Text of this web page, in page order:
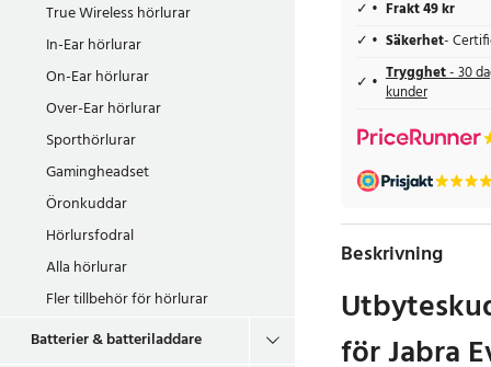
True Wireless hörlurar
In-Ear hörlurar
On-Ear hörlurar
Over-Ear hörlurar
Sporthörlurar
Gamingheadset
Öronkuddar
Hörlursfodral
Alla hörlurar
Fler tillbehör för hörlurar
Batterier & batteriladdare
Frakt 49 kr
Säkerhet-
Trygghet- 30
kunder
Beskrivning
för Jabra